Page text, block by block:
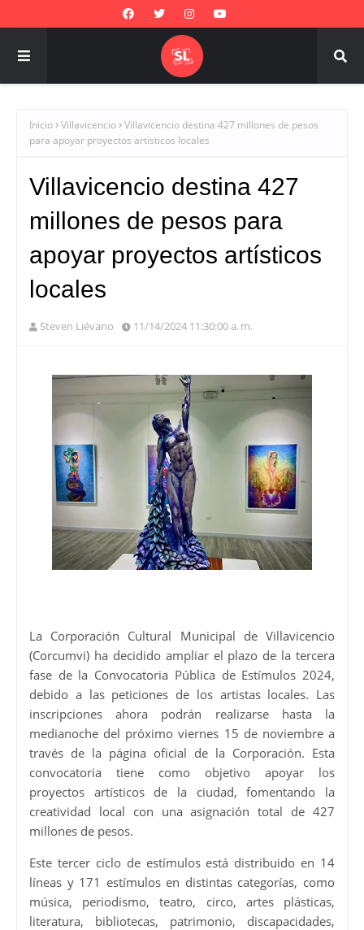
Inicio Villavicencio Villavicencio destina 427 millones de pesos
para apoyar proyectos artísticos locales
Villavicencio destina 427
millones de pesos para
apoyar proyectos artísticos
locales
Steven Liévano 11/14/2024 11:30:00 a. m.
La Corporación Cultural Municipal de Villavicencio
(Corcumvi) ha decidido ampliar el plazo de la tercera
fase de la Convocatoria Pública de Estímulos 2024,
debido a las peticiones de los artistas locales. Las
inscripciones ahora podrán realizarse hasta la
medianoche del próximo viernes 15 de noviembre a
través de la página oficial de la Corporación. Esta
convocatoria tiene como objetivo apoyar los
proyectos artísticos de la ciudad, fomentando la
creatividad local con una asignación total de 427
millones de pesos.
Este tercer ciclo de estímulos está distribuido en 14
líneas y 171 estímulos en distintas categorías, como
música, periodismo, teatro, circo, artes plásticas,
literatura, bibliotecas, patrimonio, discapacidades,